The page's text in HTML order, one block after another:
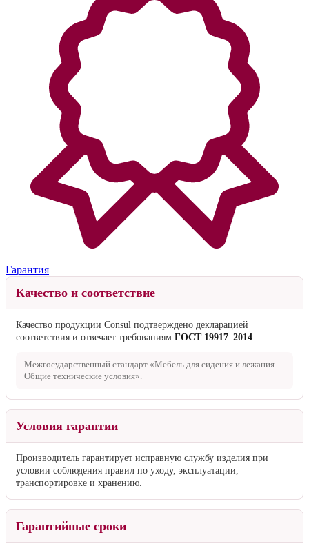
Гарантия
Качество и соответствие
Качество продукции Consul подтверждено декларацией
соответствия и отвечает требованиям ГОСТ 19917–2014
Межгосударственный стандарт «Мебель для сидения и лежания.
Общие технические условия».
Условия гарантии
Производитель гарантирует исправную службу изделия при
условии соблюдения правил по уходу, эксплуатации,
транспортировке и хранению.
Гарантийные сроки